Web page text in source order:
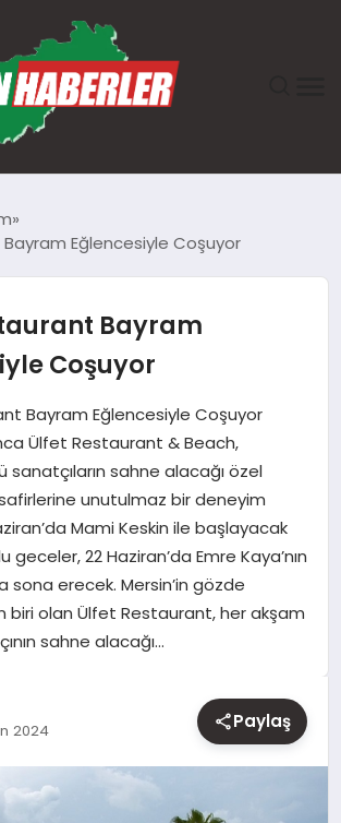
Eğlencesiyle Coşuyor
Bayram
Coşuyor
Bayram Eğlencesiyle Coşuyor
Ülfet Restaurant & Beach,
sanatçıların sahne alacağı özel
unutulmaz bir deneyim
Mami Keskin ile başlayacak
geceler, 22 Haziran’da Emre Kaya’nın
sona erecek. Mersin’in gözde
biri olan Ülfet Restaurant, her akşam
sahne alacağı…
2024 Paylaş